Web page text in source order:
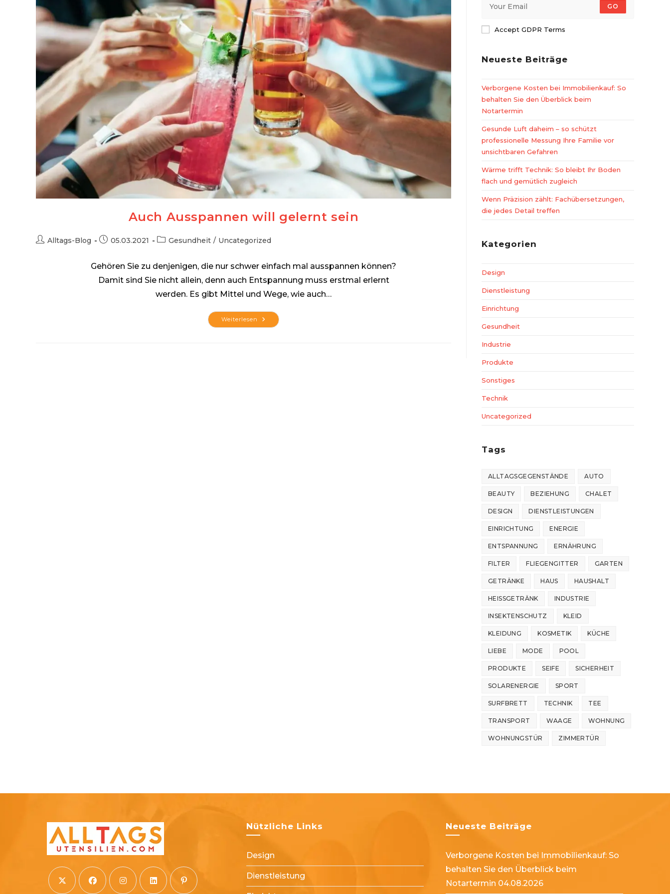
Auch Ausspannen will gelernt sein
Beitrags-
Alltags-Blog
Beitrag05.03.2021
Beitrags-
Gesundheit / Uncategorized
Gehören Sie zu denjenigen, die nur schwer einfach mal ausspannen können?
Damit sind Sie nicht allein, denn auch Entspannung muss erstmal erlernt
werden. Es gibt Mittel und Wege, wie auch…
Weiterlesen Auch
Ausspannen
GO
Accept GDPR Terms
Neueste Beiträge
Verborgene Kosten bei Immobilienkauf: So
behalten Sie den Überblick beim
Notartermin
Gesunde Luft daheim – so schützt
professionelle Messung Ihre Familie vor
unsichtbaren Gefahren
Wärme trifft Technik: So bleibt Ihr Boden
flach und gemütlich zugleich
Wenn Präzision zählt: Fachübersetzungen,
die jedes Detail treffen
Kategorien
Design
Dienstleistung
Einrichtung
Gesundheit
Industrie
Produkte
Sonstiges
Technik
Uncategorized
Tags
ALLTAGSGEGENSTÄNDE AUTO
BEAUTY BEZIEHUNG CHALET
DESIGN DIENSTLEISTUNGEN
EINRICHTUNG ENERGIE
ENTSPANNUNG ERNÄHRUNG
FILTER FLIEGENGITTER GARTEN
GETRÄNKE HAUS HAUSHALT
HEISSGETRÄNK INDUSTRIE
INSEKTENSCHUTZ KLEID
KLEIDUNG KOSMETIK KÜCHE
LIEBE MODE POOL
PRODUKTE SEIFE SICHERHEIT
SOLARENERGIE SPORT
SURFBRETT TECHNIK TEE
TRANSPORT WAAGE WOHNUNG
WOHNUNGSTÜR ZIMMERTÜR
Nützliche Links
Design
Dienstleistung
Neueste Beiträge
Verborgene Kosten bei Immobilienkauf: So
behalten Sie den Überblick beim
Notartermin 04.08.2026